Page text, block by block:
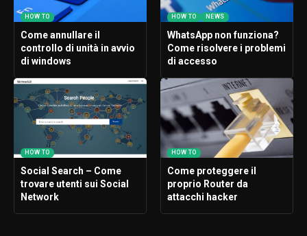
HOW TO
Come annullare il
controllo di unità in avvio
di windows
HOW TO NEWS
WhatsApp non funziona?
Come risolvere i problemi
di accesso
HOW TO
Social Search – Come
trovare utenti sui Social
Network
HOW TO
Come proteggere il
proprio Router da
attacchi hacker